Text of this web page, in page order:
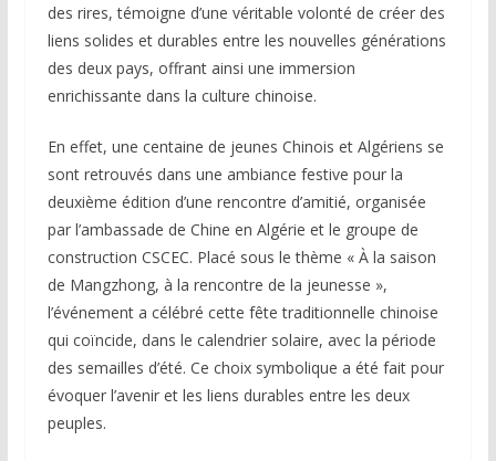
des rires, témoigne d’une véritable volonté de créer des
liens solides et durables entre les nouvelles générations
des deux pays, offrant ainsi une immersion
enrichissante dans la culture chinoise.
En effet, une centaine de jeunes Chinois et Algériens se
sont retrouvés dans une ambiance festive pour la
deuxième édition d’une rencontre d’amitié, organisée
par l’ambassade de Chine en Algérie et le groupe de
construction CSCEC. Placé sous le thème « À la saison
de Mangzhong, à la rencontre de la jeunesse »,
l’événement a célébré cette fête traditionnelle chinoise
qui coïncide, dans le calendrier solaire, avec la période
des semailles d’été. Ce choix symbolique a été fait pour
évoquer l’avenir et les liens durables entre les deux
peuples.